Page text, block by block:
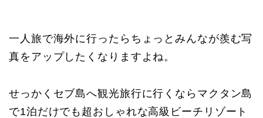
一人旅で海外に行ったらちょっとみんなが羨む写
真をアップしたくなりますよね。
せっかくセブ島へ観光旅行に行くならマクタン島
で1泊だけでも超おしゃれな高級ビーチリゾート